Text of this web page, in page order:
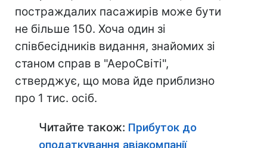
постраждалих пасажирів може бути
не більше 150. Хоча один зі
співбесідників видання, знайомих зі
станом справ в "АероСвіті",
стверджує, що мова йде приблизно
про 1 тис. осіб.
Читайте також: Прибуток до
оподаткування авіакомпанії